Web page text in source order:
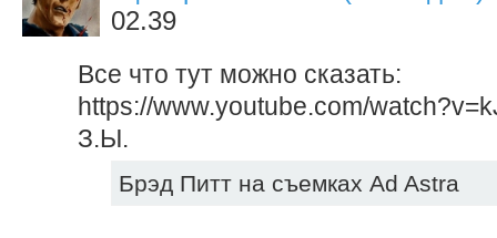
02.39
Все что тут можно сказать:
https://www.youtube.com/
З.Ы.
Брэд Питт на съемках Ad Astra